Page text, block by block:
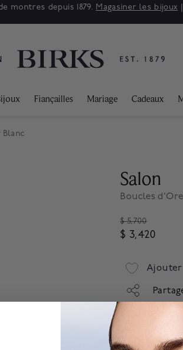
montres depuis 1879. Magasiner les bijoux |
Fiançailles Mariage Cadeaux
Blanc
Salon
Boucles
Price reduced
$ 5,700
$ 3,420
Ajouter